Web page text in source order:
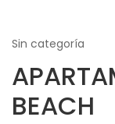
Sin categoría
BEACH